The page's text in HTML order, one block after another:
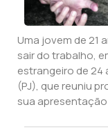
Uma jovem de 21
sair do trabalho,
estrangeiro de 24
(PJ), que reuniu
sua